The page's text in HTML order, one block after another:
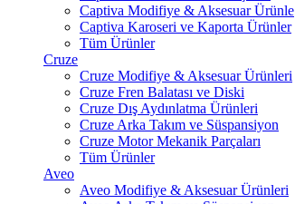
Captiva Modifiye & Aksesuar Ürünle
Captiva Karoseri ve Kaporta Ürünler
Tüm Ürünler
Cruze
Cruze Modifiye & Aksesuar Ürünleri
Cruze Fren Balatası ve Diski
Cruze Dış Aydınlatma Ürünleri
Cruze Arka Takım ve Süspansiyon
Cruze Motor Mekanik Parçaları
Tüm Ürünler
Aveo
Aveo Modifiye & Aksesuar Ürünleri